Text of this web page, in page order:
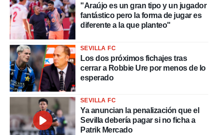
"Araújo es un gran tipo y un jugador
fantástico pero la forma de jugar es
diferente a la que planteo"
SEVILLA FC
Los dos próximos fichajes tras
cerrar a Robbie Ure por menos de lo
esperado
SEVILLA FC
Ya anuncian la penalización que el
Sevilla debería pagar si no ficha a
Patrik Mercado